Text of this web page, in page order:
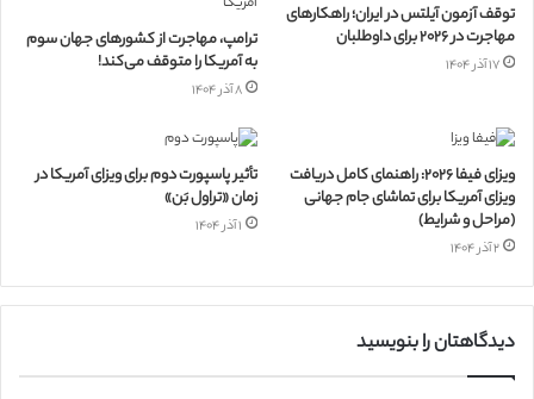
توقف آزمون آیلتس در ایران؛ راهکارهای
مهاجرت در ۲۰۲۶ برای داوطلبان
۱۷ آذر ۱۴۰۴
ترامپ، مهاجرت از کشورهای جهان سوم
به آمریکا را متوقف می‌کند!
۸ آذر ۱۴۰۴
ویزای فیفا ۲۰۲۶: راهنمای کامل دریافت
ویزای آمریکا برای تماشای جام جهانی
(مراحل و شرایط)
۲ آذر ۱۴۰۴
تأثیر پاسپورت دوم برای ویزای آمریکا در
زمان «تراول بَن»
۱ آذر ۱۴۰۴
دیدگاهتان را بنویسید